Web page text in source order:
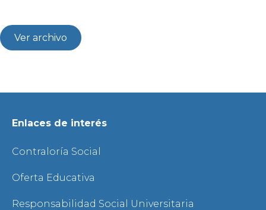
Ver archivo
Enlaces de interés
Contraloría Social
Oferta Educativa
Responsabilidad Social Universitaria